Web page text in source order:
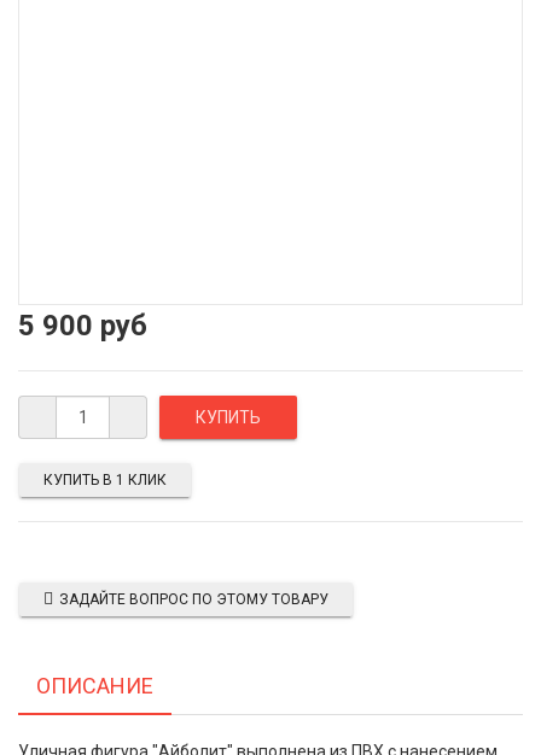
5 900 руб
КУПИТЬ В 1 КЛИК
ЗАДАЙТЕ ВОПРОС ПО ЭТОМУ ТОВАРУ
ОПИСАНИЕ